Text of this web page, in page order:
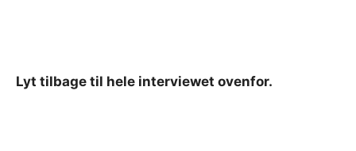
Lyt tilbage til hele interviewet ovenfor.